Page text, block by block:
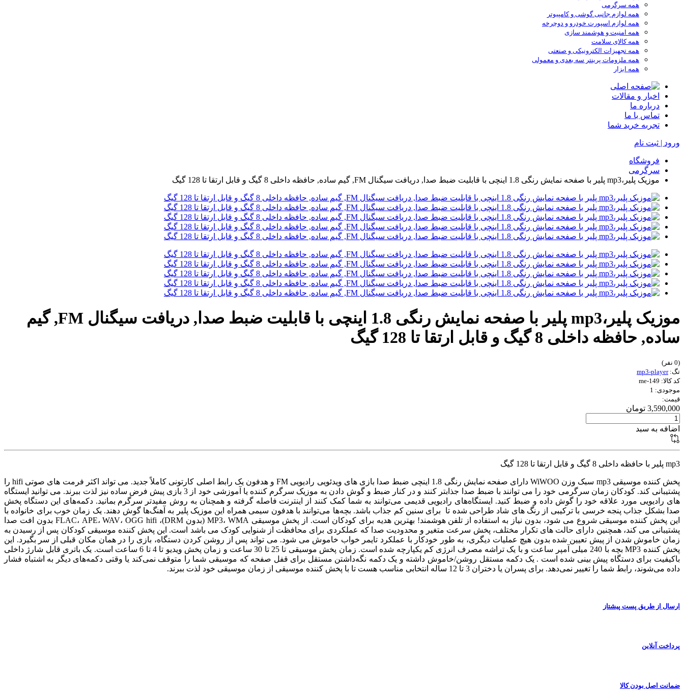
همه سرگرمی
همه لوازم جانبی گوشی و کامپیوتر
همه لوازم اسپورت خودرو و دوچرخه
همه امنیت و هوشمند سازی
همه کالای سلامت
همه تجهیزات الکترونیکی و صنعتی
همه ملزومات پرینتر سه بعدی و معمولی
همه ابزار
اخبار و مقالات
درباره ما
تماس با ما
تجربه خرید شما
ورود | ثبت نام
فروشگاه
سرگرمی
موزیک پلیر،mp3 پلیر با صفحه نمایش رنگی 1.8 اینچی با قابلیت ضبط صدا, دریافت سیگنال FM, گیم ساده, حافظه داخلی 8 گیگ و قابل ارتقا تا 128 گیگ
موزیک پلیر،mp3 پلیر با صفحه نمایش رنگی 1.8 اینچی با قابلیت ضبط صدا, دریافت سیگنال FM, گیم
ساده, حافظه داخلی 8 گیگ و قابل ارتقا تا 128 گیگ
(0 نفر)
تگ:mp3-player
کد کالا: me-149
موجودی: 1
قیمت:
3,590,000 تومان
اضافه به سبد
mp3 پلیر با حافظه داخلی 8 گیگ و قابل ارتقا تا 128 گیگ
پخش کننده موسیقی mp3 سبک وزن WiWOO دارای صفحه نمایش رنگی 1.8 اینچی ضبط صدا بازی های ویدئویی رادیویی FM و هدفون یک رابط اصلی کارتونی کاملاً جدید. می تواند اکثر فرمت های صوتی hifi را
پشتیبانی کند. کودکان زمان سرگرمی خود را می توانند با ضبط صدا جذابتر کنند و در کنار ضبط و گوش دادن به موزیک سرگرم کننده یا آموزشی خود از 3 بازی پیش فرض ساده نیز لذت ببرند. می توانید ایستگاه
های رادیویی مورد علاقه خود را گوش داده و ضبط کنید. ایستگاه‌های رادیویی قدیمی می‌توانند به شما کمک کنند از اینترنت فاصله گرفته و همچنان به روش مفیدتر سرگرم بمانید. دکمه‌های این دستگاه پخش
صدا بشکل جذاب پنجه خرسی با ترکیبی از رنگ های شاد طراحی شده تا برای سنین کم جذاب باشد. بچه‌ها می‌توانند با هدفون سیمی همراه این موزیک پلیر به آهنگ‌ها گوش دهند. یک زمان خوب برای خانواده با
این پخش کننده موسیقی شروع می شود، بدون نیاز به استفاده از تلفن هوشمند! بهترین هدیه برای کودکان است. از پخش موسیقی MP3، WMA (بدون DRM)، FLAC، APE، WAV، OGG hifi بدون افت صدا
پشتیبانی می کند، همچنین دارای حالت های تکرار مختلف، پخش سرعت متغیر و محدودیت صدا که عملکردی برای محافظت از شنوایی کودک می باشد است. این پخش کننده موسیقی کودکان پس از رسیدن به
زمان خاموش شدن از پیش تعیین شده بدون هیچ عملیات دیگری، به طور خودکار با عملکرد تایمر خواب خاموش می شود. می تواند پس از روشن کردن دستگاه، بازی را در همان مکان قبلی از سر بگیرد. این
پخش کننده MP3 بچه با 240 میلی آمپر ساعت و با یک تراشه مصرف انرژی کم یکپارچه شده است. زمان پخش موسیقی تا 25 تا 30 ساعت و زمان پخش ویدیو تا 4 تا 6 ساعت است. یک باتری قابل شارژ داخلی
باکیفیت برای دستگاه پیش بینی شده است . یک دکمه مستقل روشن/خاموش داشته و یک دکمه نگه‌داشتن مستقل برای قفل صفحه که موسیقی شما را متوقف نمی‌کند یا وقتی دکمه‌های دیگر به اشتباه فشار
داده می‌شوند، رابط شما را تغییر نمی‌دهد. برای پسران یا دختران 3 تا 12 ساله انتخابی مناسب هست تا با پخش کننده موسیقی از زمان موسیقی خود لذت ببرند.
ارسال از طریق پست پیشتاز
پرداخت آنلاین
ضمانت اصل بودن کالا